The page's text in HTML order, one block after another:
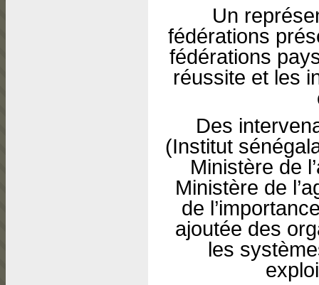
Un
fédérations
fédérations
réussite et les
Des
(Institut
Ministère de
Ministère de
de
ajoutée des
les